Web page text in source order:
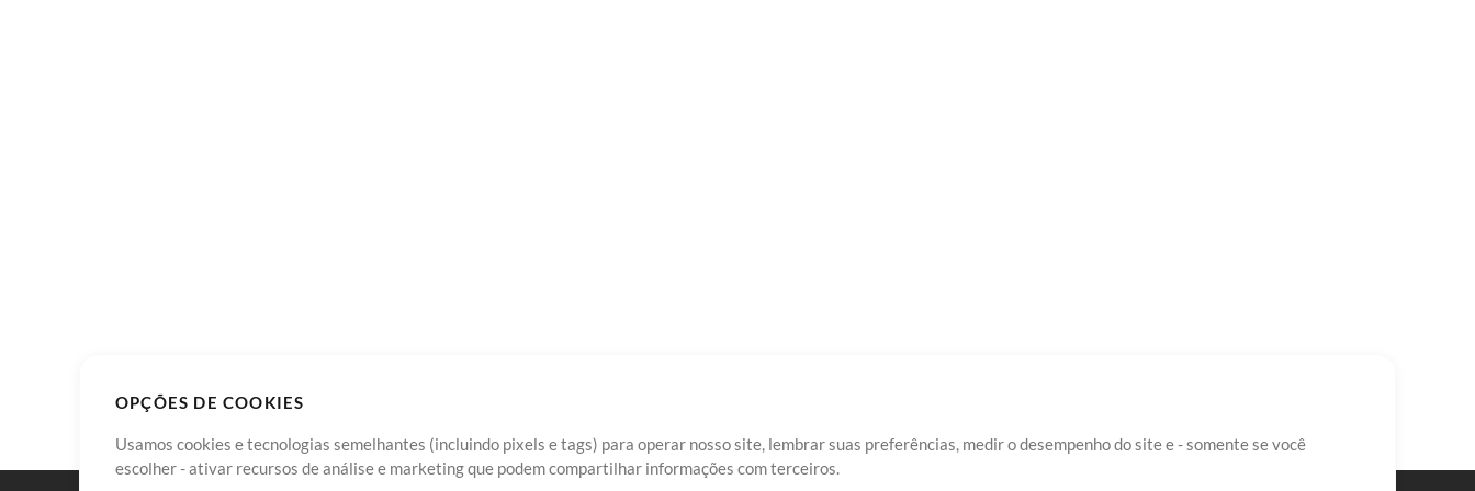
OPÇÕES DE COOKIES
Usamos cookies e tecnologias semelhantes (incluindo pixels e tags) para operar nosso site, lembrar suas preferências, medir o desempenho do site e - somente se você
escolher - ativar recursos de análise e marketing que podem compartilhar informações com terceiros.